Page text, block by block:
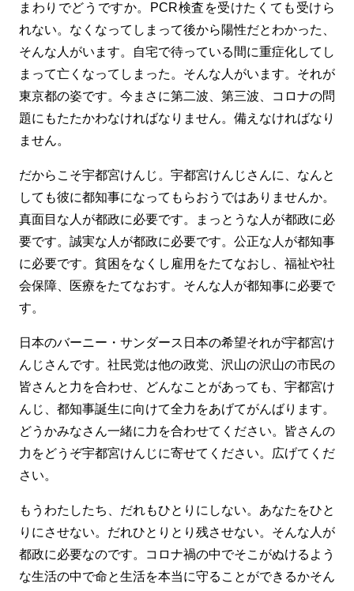
まわりでどうですか。PCR検査を受けたくても受けら
れない。なくなってしまって後から陽性だとわかった、
そんな人がいます。自宅で待っている間に重症化してし
まって亡くなってしまった。そんな人がいます。それが
東京都の姿です。今まさに第二波、第三波、コロナの問
題にもたたかわなければなりません。備えなければなり
ません。
だからこそ宇都宮けんじ。宇都宮けんじさんに、なんと
しても彼に都知事になってもらおうではありませんか。
真面目な人が都政に必要です。まっとうな人が都政に必
要です。誠実な人が都政に必要です。公正な人が都知事
に必要です。貧困をなくし雇用をたてなおし、福祉や社
会保障、医療をたてなおす。そんな人が都知事に必要で
す。
日本のバーニー・サンダース日本の希望それが宇都宮け
んじさんです。社民党は他の政党、沢山の沢山の市民の
皆さんと力を合わせ、どんなことがあっても、宇都宮け
んじ、都知事誕生に向けて全力をあげてがんばります。
どうかみなさん一緒に力を合わせてください。皆さんの
力をどうぞ宇都宮けんじに寄せてください。広げてくだ
さい。
もうわたしたち、だれもひとりにしない。あなたをひと
りにさせない。だれひとりとり残させない。そんな人が
都政に必要なのです。コロナ禍の中でそこがぬけるよう
な生活の中で命と生活を本当に守ることができるかそん